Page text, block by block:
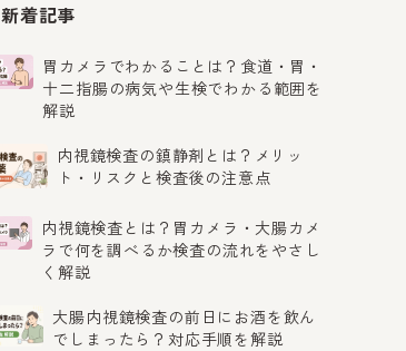
新着記事
胃カメラでわかることは？食道・胃・
十二指腸の病気や生検でわかる範囲を
解説
内視鏡検査の鎮静剤とは？メリッ
ト・リスクと検査後の注意点
内視鏡検査とは？胃カメラ・大腸カメ
ラで何を調べるか検査の流れをやさし
く解説
大腸内視鏡検査の前日にお酒を飲ん
でしまったら？対応手順を解説